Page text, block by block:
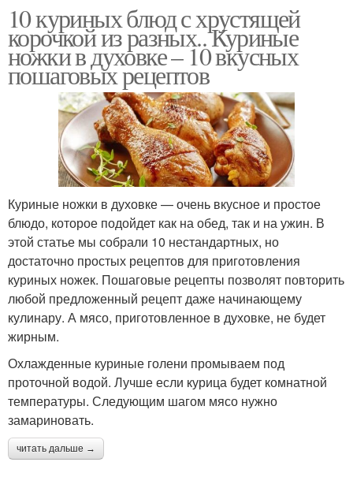
10 куриных блюд с хрустящей
корочкой из разных.. Куриные
ножки в духовке – 10 вкусных
пошаговых рецептов
Куриные ножки в духовке — очень вкусное и простое
блюдо, которое подойдет как на обед, так и на ужин. В
этой статье мы собрали 10 нестандартных, но
достаточно простых рецептов для приготовления
куриных ножек. Пошаговые рецепты позволят повторить
любой предложенный рецепт даже начинающему
кулинару. А мясо, приготовленное в духовке, не будет
жирным.
Охлажденные куриные голени промываем под
проточной водой. Лучше если курица будет комнатной
температуры. Следующим шагом мясо нужно
замариновать.
читать дальше →